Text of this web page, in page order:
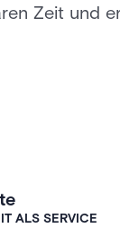
Zeit und
ALS SERVICE